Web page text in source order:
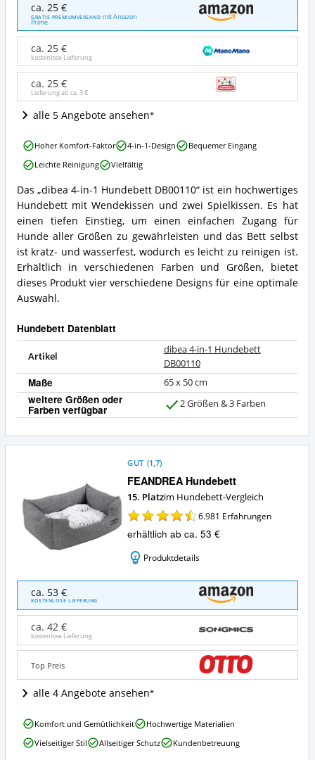
in-
1
Hundebett
DB00110
Angebote:
ist
dieses
erhältlich?
ca. 25 €
GRATIS PREMIUMVERSAND mit Amazon
Prime
ca. 25 €
kostenlose Lieferung
ca. 25 €
Lieferung ab ca.3 €
alle 5 Angebote ansehen
dibea
4-
in-
1
Hundebett
DB00110
Zusammenfassung:
Was
bietet
Hundebett?
Das „dibea 4-in-1 Hundebett DB00110“ ist ein hochwertiges
Hundebett mit Wendekissen und zwei Spielkissen. Es hat
einen tiefen Einstieg, um einen einfachen Zugang für
Hunde aller Größen zu gewährleisten und das Bett selbst
ist kratz- und wasserfest, wodurch es leicht zu reinigen ist.
Erhältlich in verschiedenen Farben und Größen, bietet
dieses Produkt vier verschiedene Designs für eine optimale
Auswahl.
Hundebett Datenblatt
Artikel
dibea 4-in-1 Hundebett
DB00110
Maße 65 x 50 cm
weitere Größen oder
Farben verfügbar 2 Größen & 3 Farben
dibea
in-
Hundebett
DB00110
Vorteile:
Was
spricht
für
dieses
Hundebett?
Hoher Komfort-Faktor 4-in-1-Design
Bequemer Eingang
Leichte Reinigung
Vielfältig
FEANDREA Hundebett
GUT (1,7)
15. Platzim Hundebett-Vergleich
6.981 Erfahrungen
erhältlich ab ca. 53 €
Produktdetails
FEANDREA
Hundebett
Angebote:
dieses
Hundebett
erhältlich?
ca. 53 €
KOSTENLOSE LIEFERUNG
ca. 42 €
kostenlose Lieferung
Top Preis
alle 4 Angebote ansehen
FEANDREA
Hundebett
Vorteile:
Komfort und Gemütlichkeit
Hochwertige Materialien
Vielseitiger Stil
Allseitiger Schutz Kundenbetreuung